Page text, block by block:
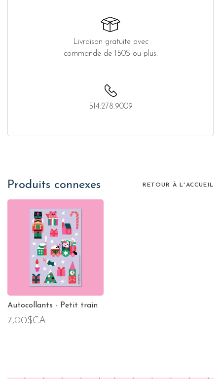
Livraison gratuite avec
commande de 150$ ou plus.
514.278.9009
Produits connexes RETOUR À L'ACCUEIL
Autocollants - Petit train
7,00$CA